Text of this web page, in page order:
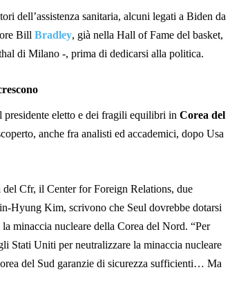
dell’assistenza sanitaria, alcuni legati a Biden da
Bill Bradley, già nella Hall of Fame del basket,
di Milano -, prima di dedicarsi alla politica.
eletto e dei fragili equilibri in Corea del
anche fra analisti ed accademici, dopo Usa
del Cfr, il Center for Foreign Relations, due
Hyung Kim, scrivono che Seul dovrebbe dotarsi
minaccia nucleare della Corea del Nord. “Per
Stati Uniti per neutralizzare la minaccia nucleare
del Sud garanzie di sicurezza sufficienti… Ma